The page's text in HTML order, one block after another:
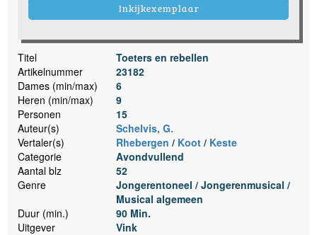
Inkijkexemplaar
Titel
Toeters en rebellen
Artikelnummer
23182
Dames (min/max)
6
Heren (min/max)
9
Personen
15
Auteur(s)
Schelvis, G.
Vertaler(s)
Rhebergen / Koot / Keste
Categorie
Avondvullend
Aantal blz
52
Genre
Jongerentoneel / Jongerenmusical /
Musical algemeen
Duur (min.)
90 Min.
Uitgever
Vink